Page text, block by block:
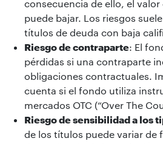
consecuencia de ello, el
puede bajar. Los riesgos
títulos de deuda con baja
Riesgo de contraparte: El
pérdidas si una contraparte
obligaciones contractuales.
cuenta si el fondo utiliza
mercados OTC (“Over The
Riesgo de sensibilidad a los
de los títulos puede variar de